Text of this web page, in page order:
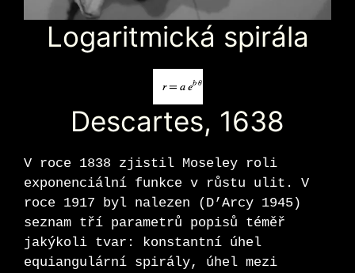
Logaritmická spirála
Descartes, 1638
V roce 1838 zjistil Moseley roli
exponenciální funkce v růstu ulit. V
roce 1917 byl nalezen (D’Arcy 1945)
seznam tří parametrů popisů téměř
jakýkoli tvar: konstantní úhel
equiangulární spirály, úhel mezi